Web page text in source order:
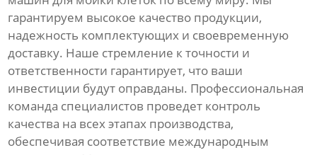
гарантируем высокое качество продукции,
надежность комплектующих и своевременную
доставку. Наше стремление к точности и
ответственности гарантирует, что ваши
инвестиции будут оправданы. Профессиональная
команда специалистов проведет контроль
качества на всех этапах производства,
обеспечивая соответствие международным